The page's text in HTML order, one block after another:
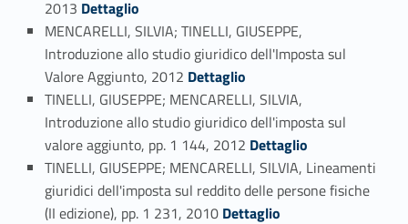
2013 Dettaglio
MENCARELLI, SILVIA; TINELLI, GIUSEPPE,
Introduzione allo studio giuridico dell'Imposta sul
Valore Aggiunto, 2012 Link identifier #identifier_person_197678-63
Dettaglio
TINELLI, GIUSEPPE; MENCARELLI, SILVIA,
Introduzione allo studio giuridico dell'imposta sul
valore aggiunto, pp. 1 144, 2012 Link identifier #identifier_person_89970-64
Dettaglio
TINELLI, GIUSEPPE; MENCARELLI, SILVIA, Lineamenti
giuridici dell'imposta sul reddito delle persone fisiche
(II edizione), pp. 1 231, 2010 Link identifier #identifier_person_115073-65
Dettaglio